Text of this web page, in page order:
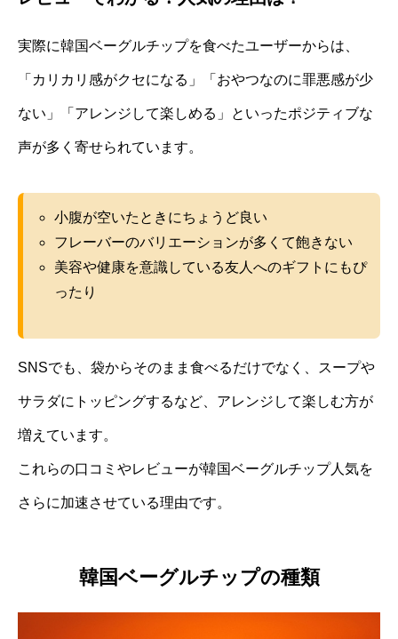
実際に韓国ベーグルチップを食べたユーザーからは、
「カリカリ感がクセになる」「おやつなのに罪悪感が少
ない」「アレンジして楽しめる」といったポジティブな
声が多く寄せられています。
小腹が空いたときにちょうど良い
フレーバーのバリエーションが多くて飽きない
美容や健康を意識している友人へのギフトにもぴ
ったり
SNSでも、袋からそのまま食べるだけでなく、スープや
サラダにトッピングするなど、アレンジして楽しむ方が
増えています。
これらの口コミやレビューが韓国ベーグルチップ人気を
さらに加速させている理由です。
韓国ベーグルチップの種類